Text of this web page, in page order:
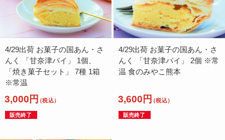
4/29出荷 お菓子の国あん・さ
んく 「甘奈津パイ」 1個、
「焼き菓子セット」 7種 1箱
※常温
3,000円（税込）
販売終了
4/29出荷 お菓子の国あん・さ
んく 「甘奈津パイ」 2個 ※常
温 食のみやこ熊本
3,600円（税込）
販売終了